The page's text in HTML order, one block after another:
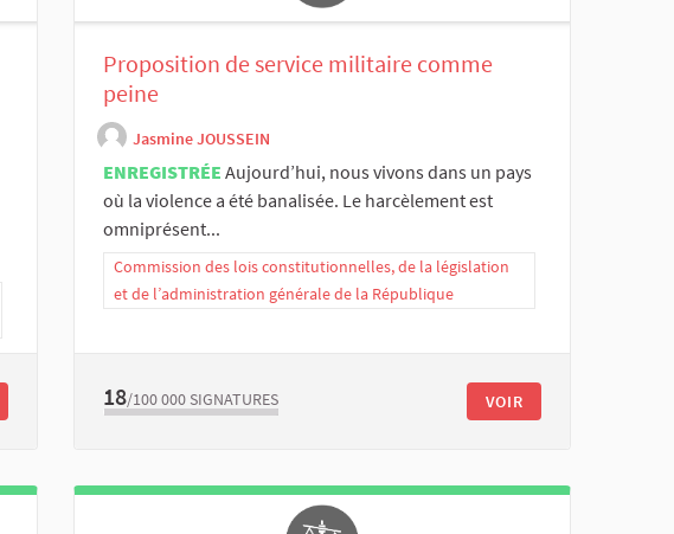
Proposition de service militaire comme
peine
Jasmine JOUSSEIN
ENREGISTRÉE Aujourd’hui, nous vivons dans un pays
où la violence a été banalisée. Le harcèlement est
omniprésent...
Commission des lois constitutionnelles, de la législation
et de l’administration générale de la République
18/100 000 SIGNATURES VOIR